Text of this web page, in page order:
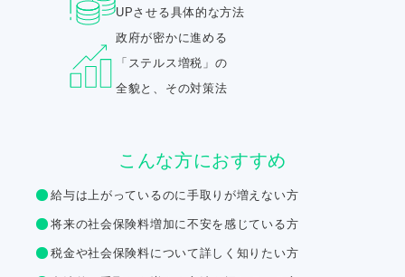
UPさせる具体的な方法
政府が密かに進める
「ステルス増税」の
全貌と、その対策法
こんな方におすすめ
給与は上がっているのに手取りが増えない方
将来の社会保険料増加に不安を感じている方
税金や社会保険料について詳しく知りたい方